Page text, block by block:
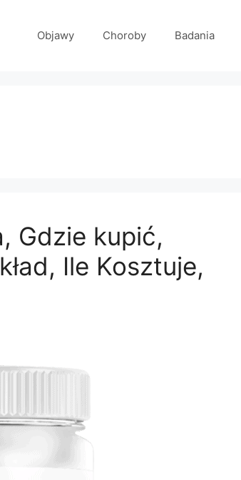
Objawy Choroby Badania
Gdzie kupić,
Ile Kosztuje,